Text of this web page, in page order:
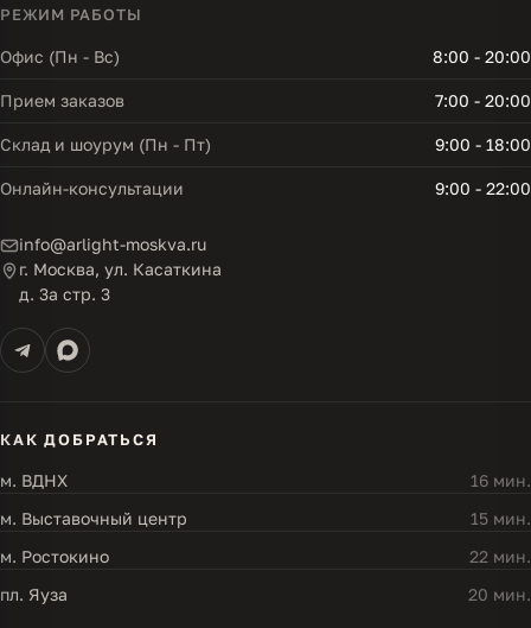
РЕЖИМ РАБОТЫ
Офис (Пн - Вс) 8:00 - 20:00
Прием заказов 7:00 - 20:00
Склад и шоурум (Пн - Пт) 9:00 - 18:00
Онлайн-консультации 9:00 - 22:00
info@arlight-moskva.ru
г. Москва, ул. Касаткина
д. 3а стр. 3
КАК ДОБРАТЬСЯ
м. ВДНХ
16 мин.
м. Выставочный центр
15 мин.
м. Ростокино
22 мин.
пл. Яуза
20 мин.